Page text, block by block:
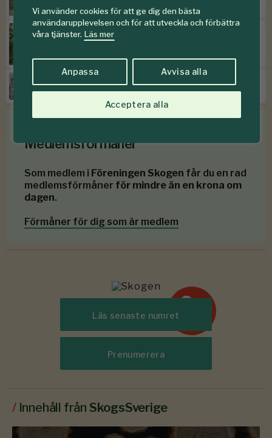
Vi använder cookies för att ge dig den bästa
användarupplevelsen och för att utveckla och förbättra
våra tjänster. Läs mer
Anpassa Avvisa alla
Acceptera alla
SKOGENdebatt:
verkligen funnits?”
Prissänkningar hos Mellanskog
Medlemsförmåner
Som medlem i Föreningen Skogen får du en rad
medlemsförmåner för mindre än en krona om
dagen.
Förmåner för dig som är medlem
6-7
Läs senaste numret
Prenumerera
/ Innehåll från SkogsSverige